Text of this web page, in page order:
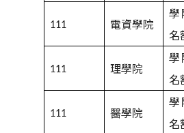
111 電資學院
名
111 理學院
名
111 醫學院
名